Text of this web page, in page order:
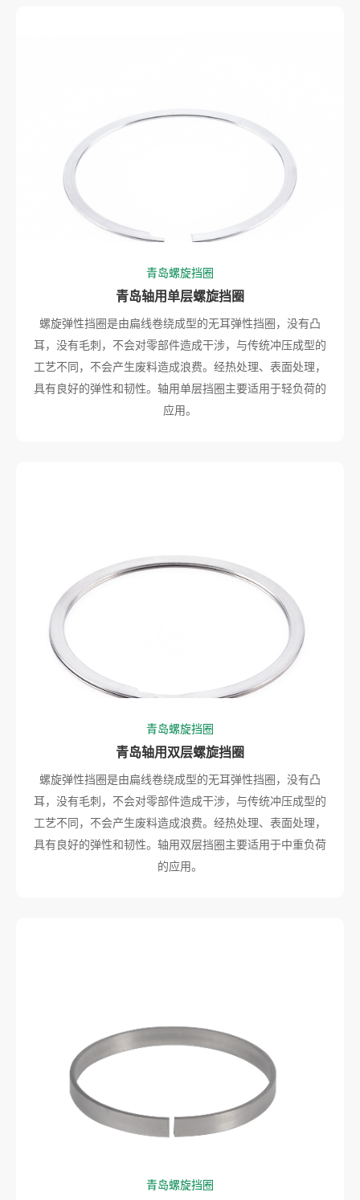
青岛螺旋挡圈
青岛轴用单层螺旋挡圈
螺旋弹性挡圈是由扁线卷绕成型的无耳弹性挡圈，没有凸
耳，没有毛刺，不会对零部件造成干涉，与传统冲压成型的
工艺不同，不会产生废料造成浪费。经热处理、表面处理，
具有良好的弹性和韧性。轴用单层挡圈主要适用于轻负荷的
应用。
青岛螺旋挡圈
青岛轴用双层螺旋挡圈
螺旋弹性挡圈是由扁线卷绕成型的无耳弹性挡圈，没有凸
耳，没有毛刺，不会对零部件造成干涉，与传统冲压成型的
工艺不同，不会产生废料造成浪费。经热处理、表面处理，
具有良好的弹性和韧性。轴用双层挡圈主要适用于中重负荷
的应用。
青岛螺旋挡圈